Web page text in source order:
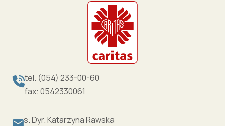
tel. (054) 233-00-60
fax: 0542330061
s. Dyr. Katarzyna Rawska